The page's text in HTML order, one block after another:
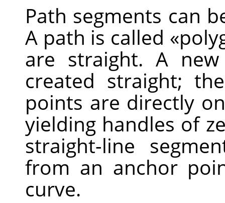
Path segments can
A path is called «
are straight. A
created straight;
points are directly
yielding handles of
straight-line
from an anchor
curve.